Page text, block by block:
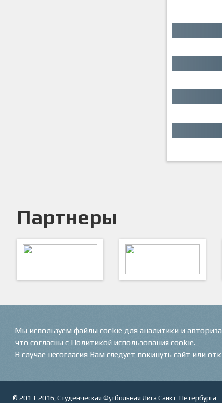
Партнеры
© 2013-2016, Студенческая Футбольная Лига Санкт-Петербурга
Мы используем файлы cookie для аналитики и
что согласны с Политикой использования cookie.
В случае несогласия Вам следует покинуть сайт или